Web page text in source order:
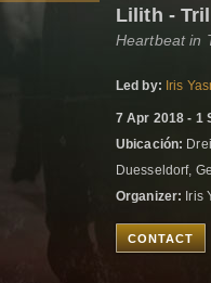
Lilith -
Heartbeat in
Led by: Iris
7 Apr 2018 - 1
Ubicación:
Duesseldorf,
Organizer: Iris
CONTACT